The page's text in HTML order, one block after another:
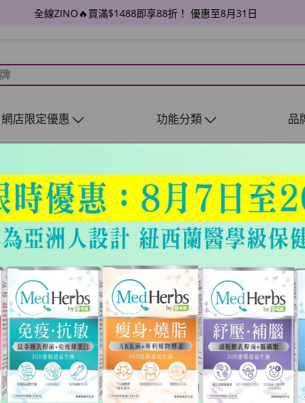
全線ZINO🔥買滿$1488即享88折！ 優惠至8月31日
網店限定優惠 功能分類 品
UNIMAT
有助於燃燒、促進新陳代謝，
HKD$118
數量 已售完
贈品